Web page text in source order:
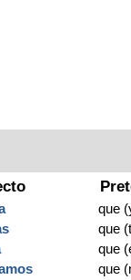
que
que
que
que